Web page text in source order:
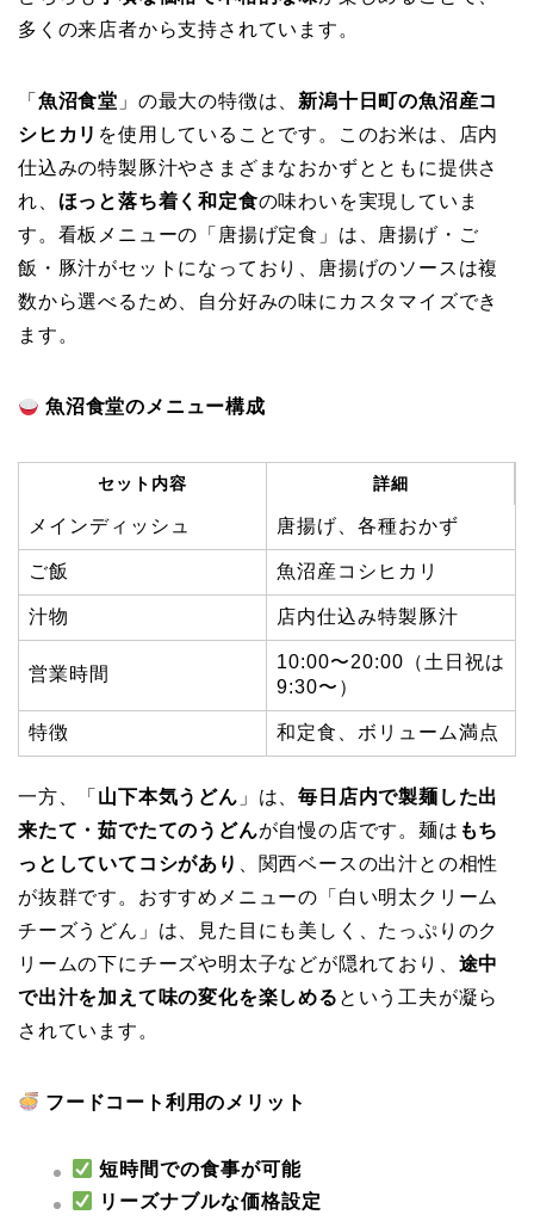
多くの来店者から支持されています。
「 魚沼食堂 」の最大の特徴は、新潟十日町の魚沼産コ
シヒカリ を使用していることです。このお米は、店内
仕込みの特製豚汁やさまざまなおかずとともに提供さ
れ、 ほっと落ち着く和定食の味わいを実現していま
す。看板メニューの「唐揚げ定食」は、唐揚げ・ご
飯・豚汁がセットになっており、唐揚げのソースは複
数から選べるため、自分好みの味にカスタマイズでき
ます。
魚沼食堂のメニュー構成
セット内容 詳細
メインディッシュ 唐揚げ、各種おかず
ご飯 魚沼産コシヒカリ
汁物 店内仕込み特製豚汁
営業時間
10:00〜20:00（土日祝は
9:30〜）
特徴 和定食、ボリューム満点
一方、「 山下本気うどん 」は、毎日店内で製麺した出
来たて・茹でたてのうどんが自慢の店です。麺は もち
っとしていてコシがあり 、関西ベースの出汁との相性
が抜群です。おすすめメニューの「白い明太クリーム
チーズうどん」は、見た目にも美しく、たっぷりのク
リームの下にチーズや明太子などが隠れており、 途中
で出汁を加えて味の変化を楽しめる という工夫が凝ら
されています。
フードコート利用のメリット
短時間での食事が可能
リーズナブルな価格設定